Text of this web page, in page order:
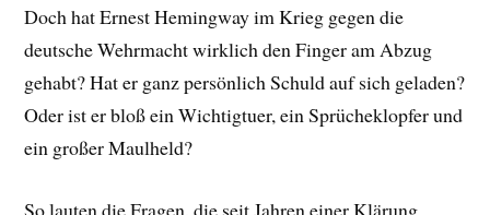
Doch hat Ernest Hemingway im Krieg gegen die
deutsche Wehrmacht wirklich den Finger am Abzug
gehabt? Hat er ganz persönlich Schuld auf sich geladen?
Oder ist er bloß ein Wichtigtuer, ein Sprücheklopfer und
ein großer Maulheld?